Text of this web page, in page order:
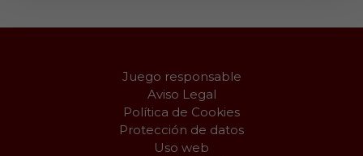
Juego responsable
Aviso Legal
Política de Cookies
Protección de datos
Uso web